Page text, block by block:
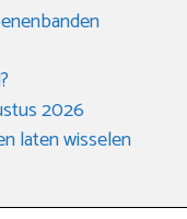
2026
laten wisselen